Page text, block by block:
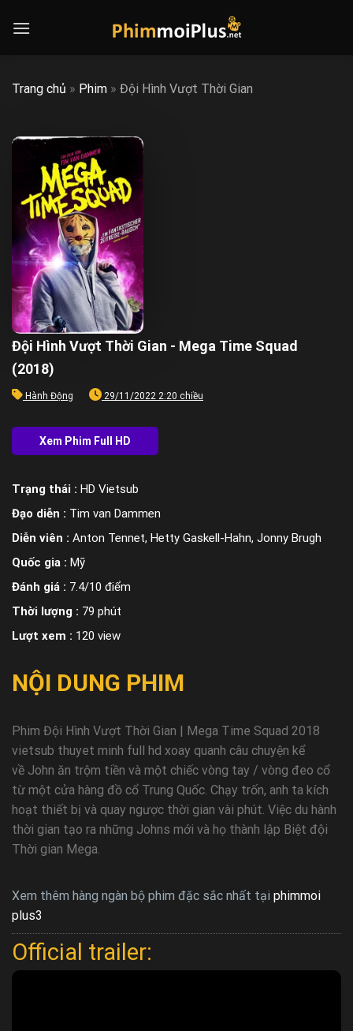
Trang chủ » Phim » Đội Hình Vượt Thời Gian
Đội Hình Vượt Thời Gian - Mega Time Squad
(2018)
Hành Động 29/11/2022 2:20 chiều
Trạng thái : HD Vietsub
Đạo diễn : Tim van Dammen
Diễn viên : Anton Tennet, Hetty Gaskell-Hahn, Jonny Brugh
Quốc gia : Mỹ
Đánh giá : 7.4/10 điểm
Thời lượng : 79 phút
Lượt xem : 120 view
NỘI DUNG PHIM
Phim Đội Hình Vượt Thời Gian | Mega Time Squad 2018
vietsub thuyet minh full hd xoay quanh câu chuyện kể
về John ăn trộm tiền và một chiếc vòng tay / vòng đeo cổ
từ một cửa hàng đồ cổ Trung Quốc. Chạy trốn, anh ta kích
hoạt thiết bị và quay ngược thời gian vài phút. Việc du hành
thời gian tạo ra những Johns mới và họ thành lập Biệt đội
Thời gian Mega.
Xem thêm hàng ngàn bộ phim đặc sắc nhất tại phimmoi
plus3
Official trailer: